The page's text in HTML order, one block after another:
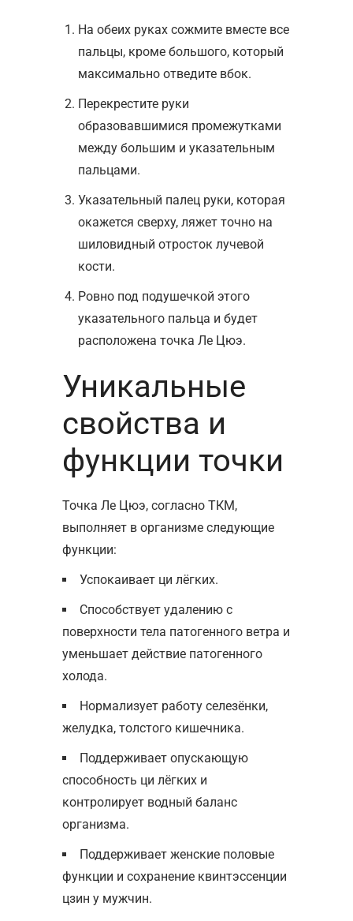
На обеих руках сожмите вместе все
пальцы, кроме большого, который
максимально отведите вбок.
Перекрестите руки
образовавшимися промежутками
между большим и указательным
пальцами.
Указательный палец руки, которая
окажется сверху, ляжет точно на
шиловидный отросток лучевой
кости.
Ровно под подушечкой этого
указательного пальца и будет
расположена точка Ле Цюэ.
Уникальные
свойства и
функции точки
Точка Ле Цюэ, согласно ТКМ,
выполняет в организме следующие
функции:
Успокаивает ци лёгких.
Способствует удалению с
поверхности тела патогенного ветра и
уменьшает действие патогенного
холода.
Нормализует работу селезёнки,
желудка, толстого кишечника.
Поддерживает опускающую
способность ци лёгких и
контролирует водный баланс
организма.
Поддерживает женские половые
функции и сохранение квинтэссенции
цзин у мужчин.